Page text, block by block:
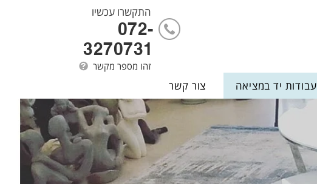
התקשרו עכשיו
072-
3270731
זהו מספר מקשר
עבודות יד במציאה צור קשר